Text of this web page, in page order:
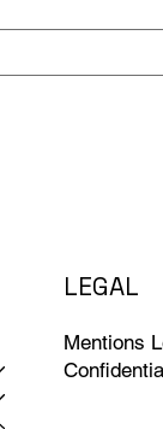
LEGAL
Mentions